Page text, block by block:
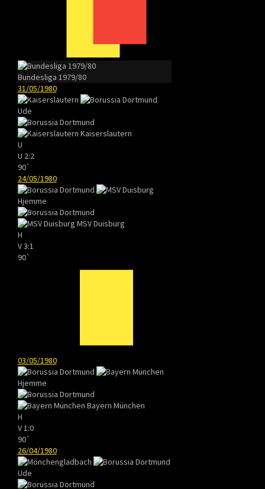
Bundesliga 1979/80
31/05/1980
Ude
Kaiserslautern
U
U 2:2
90`
24/05/1980
Hjemme
MSV Duisburg
H
V3:1
90`
03/05/1980
Hjemme
Bayern München
H
V 1:0
90`
26/04/1980
Ude